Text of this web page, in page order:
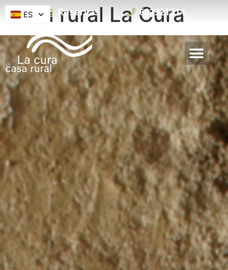
Reservas 682921314
Casa rural La Cura
ES